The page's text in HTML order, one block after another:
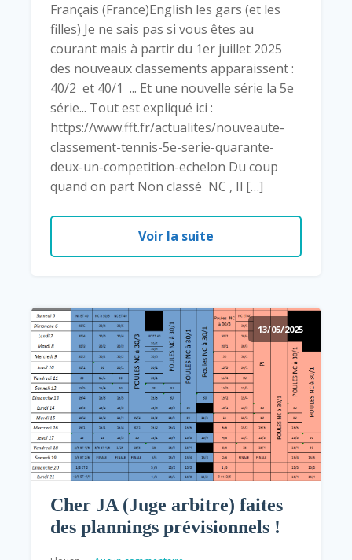
Français (France)English les gars (et les
filles) Je ne sais pas si vous êtes au
courant mais à partir du 1er juillet 2025
des nouveaux classements apparaissent :
40/2 et 40/1 ... Et une nouvelle série la 5e
série... Tout est expliqué ici :
https://www.fft.fr/actualites/nouveaute-
classement-tennis-5e-serie-quarante-
deux-un-competition-echelon Du coup
quand on part Non classé NC , Il […]
Voir la suite
13/05/2025
Cher JA (Juge arbitre) faites
des plannings prévisionnels !